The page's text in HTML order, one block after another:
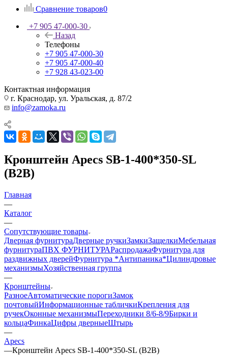
Сравнение товаров0
+7 905 47-000-30
Назад
Телефоны
+7 905 47-000-30
+7 905 47-000-40
+7 928 43-023-00
Контактная информация
г. Краснодар, ул. Уральская, д. 87/2
info@zamoka.ru
Кронштейн Apecs SB-1-400*350-SL
(B2B)
Главная
—
Каталог
—
Сопутствующие товары
Дверная фурнитураДверные ручкиЗамкиЗащелкиМебельная
фурнитураПВХ ФУРНИТУРАРаспродажаФурнитура для
раздвижных дверейФурнитура *Антипаника*Цилиндровые
механизмыХозяйственная группа
—
Кронштейны
РазноеАвтоматические порогиЗамок
почтовыйИнформационные табличкиКрепления для
ручекОконные механизмыПереходники 8/6-8/9Бирки и
кольцаФинкаЦифры дверныеШтырь
—
Apecs
—Кронштейн Apecs SB-1-400*350-SL (B2B)